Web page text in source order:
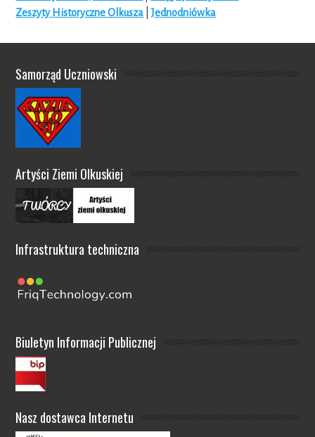
Zeszyty Historyczne Olkusza |Jednodniówka
Samorząd Uczniowski
Artyści Ziemi Olkuskiej
Infrastruktura techniczna
Biuletyn Informacji Publicznej
Nasz dostawca Internetu